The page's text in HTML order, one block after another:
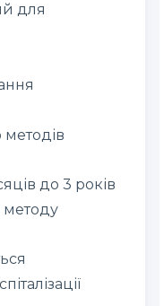
для
до 3 років
методу